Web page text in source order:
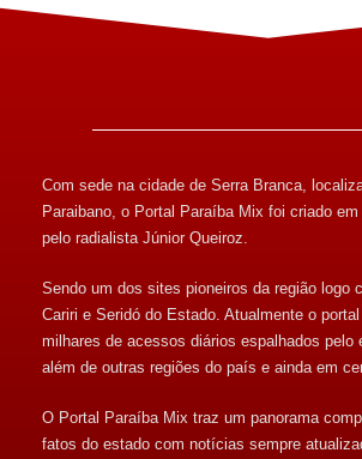
Com sede na cidade de Serra Branca,
Paraibano, o Portal Paraíba Mix foi criado
pelo radialista Júnior Queiroz.
Sendo um dos sites pioneiros da região logo
Cariri e Seridó do Estado. Atualmente o
milhares de acessos diários espalhados pelo
além de outras regiões do país e ainda em
O Portal Paraíba Mix traz um panorama
fatos do estado com notícias sempre